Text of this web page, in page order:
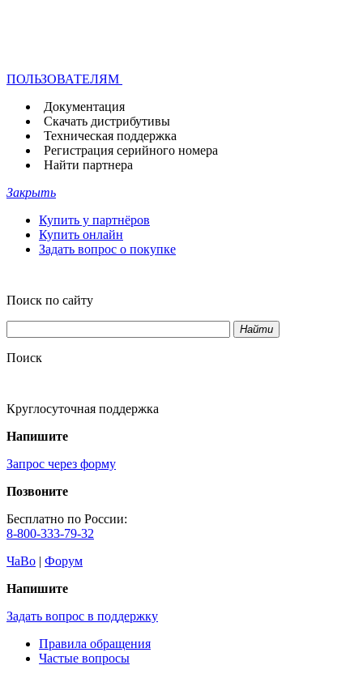
ПОЛЬЗОВАТЕЛЯМ
Документация
Скачать дистрибутивы
Техническая поддержка
Регистрация серийного номера
Найти партнера
Закрыть
Купить у партнёров
Купить онлайн
Задать вопрос о покупке
Поиск по сайту
Найти
Поиск
Круглосуточная поддержка
Напишите
Запрос через форму
Позвоните
Бесплатно по России:
8-800-333-79-32
ЧаВо | Форум
Напишите
Задать вопрос в поддержку
Правила обращения
Частые вопросы